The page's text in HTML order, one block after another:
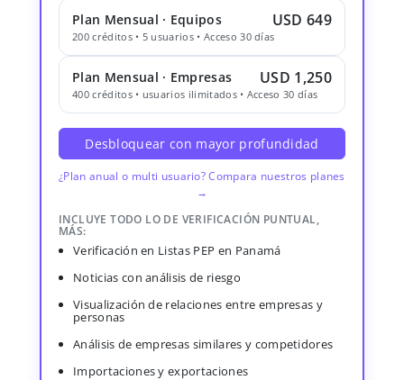
Plan Mensual · Equipos USD 649
200 créditos • 5 usuarios • Acceso 30 días
Plan Mensual · Empresas USD 1,250
400 créditos • usuarios ilimitados • Acceso 30 días
Desbloquear con mayor profundidad
¿Plan anual o multi usuario? Compara nuestros planes
→
INCLUYE TODO LO DE VERIFICACIÓN PUNTUAL,
MÁS:
Verificación en Listas PEP en Panamá
Noticias con análisis de riesgo
Visualización de relaciones entre empresas y
personas
Análisis de empresas similares y competidores
Importaciones y exportaciones